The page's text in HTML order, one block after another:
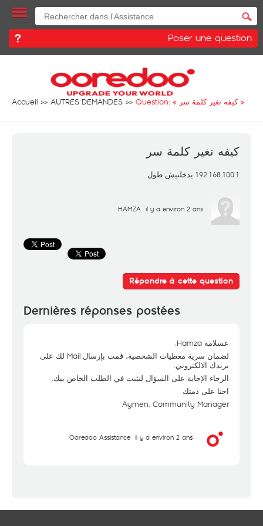
Poser une question
Accueil AUTRES DEMANDES Question: « كيفه نغير كلمة سر»
كيفه نغير كلمة سر
192.168.100.1 يدخلنيش طول
HAMZA il y a environ 2 ans
Répondre à cette question
Dernières réponses postées
عسلامة Hamza,
لضمان سرية معطيات الشخصية، قمت بإرسال Mail لك على
بريدك الالكتروني.
الرجاء الإجابة على السؤال لتثبت في الطلب الخاص بيك.
احنا على ذمتك
Aymen, Community Manager
Ooredoo Assistance il y a environ 2 ans